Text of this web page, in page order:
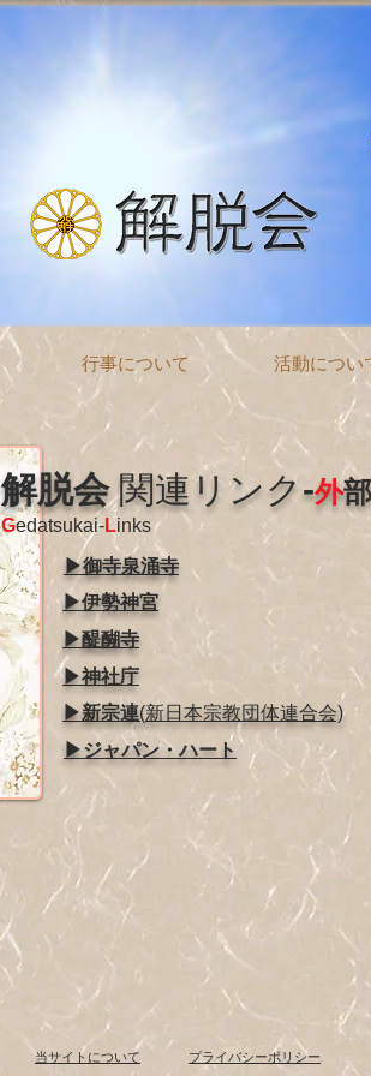
行事について 活動につい
解脱会関連リンク-外部
Gedatsukai-Links
▶ジャパン・ハート
▶御寺泉涌寺
▶新宗連(新日本宗教団体連合会)
▶神社庁
▶伊勢神宮
▶醍醐寺
当サイトについて プライバシーポリシー